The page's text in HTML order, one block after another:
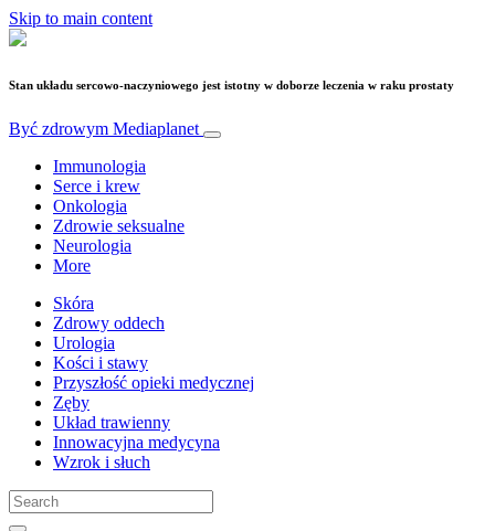
Skip to main content
Stan układu sercowo-naczyniowego jest istotny w doborze leczenia w raku prostaty
Być zdrowym Mediaplanet
Immunologia
Serce i krew
Onkologia
Zdrowie seksualne
Neurologia
More
Skóra
Zdrowy oddech
Urologia
Kości i stawy
Przyszłość opieki medycznej
Zęby
Układ trawienny
Innowacyjna medycyna
Wzrok i słuch